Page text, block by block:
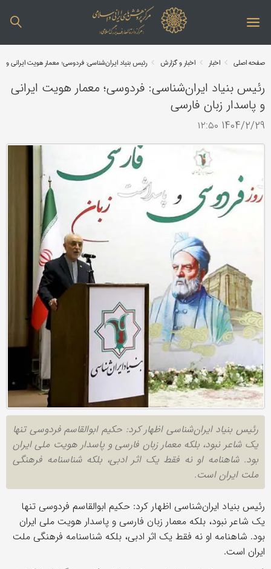
صفحه اصلی اخبار اخبار و گزارش رئیس بنیاد ایران‌شناسی: فردوسی؛ معمار هویت ایرانی و
رئیس بنیاد ایران‌شناسی: فردوسی؛ معمار هویت ایرانی
و پاسدار زبان فارسی
1404/2/29 ۱۲:۵۰
رئیس بنیاد ایران‌شناسی اظهار کرد: حکیم ابوالقاسم فردوسی تنها
یک شاعر نبود، بلکه معمار زبان فارسی و پاسدار هویت ملی ایران
بود. شاهنامه او نه فقط یک اثر ادبی، بلکه شناسنامه فرهنگی
ملت ایران است.
رئیس بنیاد ایران‌شناسی اظهار کرد: حکیم ابوالقاسم فردوسی تنها
یک شاعر نبود، بلکه معمار زبان فارسی و پاسدار هویت ملی ایران
بود. شاهنامه او نه فقط یک اثر ادبی، بلکه شناسنامه فرهنگی ملت
ایران است.